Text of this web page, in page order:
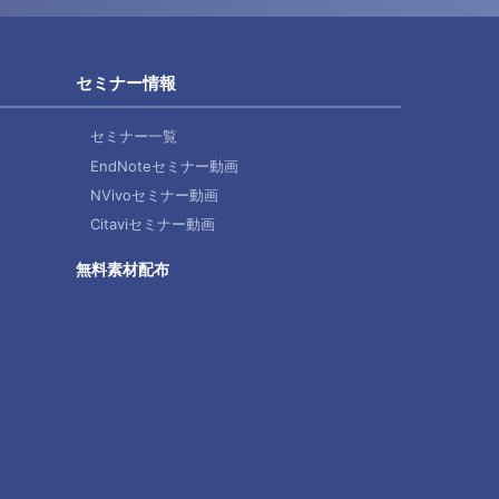
セミナー情報
セミナー一覧
EndNoteセミナー動画
NVivoセミナー動画
Citaviセミナー動画
無料素材配布